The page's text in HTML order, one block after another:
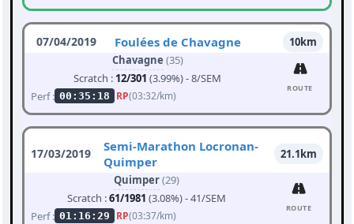
07/04/2019 Foulées de Chavagne
10km
Chavagne (35)
Scratch : 12/301 (3.99%) - 8/SEM
Perf : 00:35:18 RP(03:32/km)
ROUTE
17/03/2019
Semi-Marathon Locronan-
Quimper
21.1km
Quimper(29)
Scratch :61/1981 (3.08%) - 41/SEM
Perf : 01:16:29 RP(03:37/km)
ROUTE